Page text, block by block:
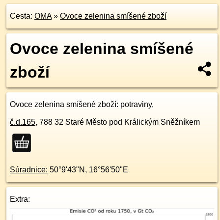
Cesta: OMA» Ovoce zelenina smíšené zboží
Ovoce zelenina smíšené
zboží
Ovoce zelenina smíšené zboží: potraviny,
č.d.165, 788 32 Staré Město pod Králickým Sněžníkem
Súradnice: 50°9'43"N , 16°56'50"E
Extra: